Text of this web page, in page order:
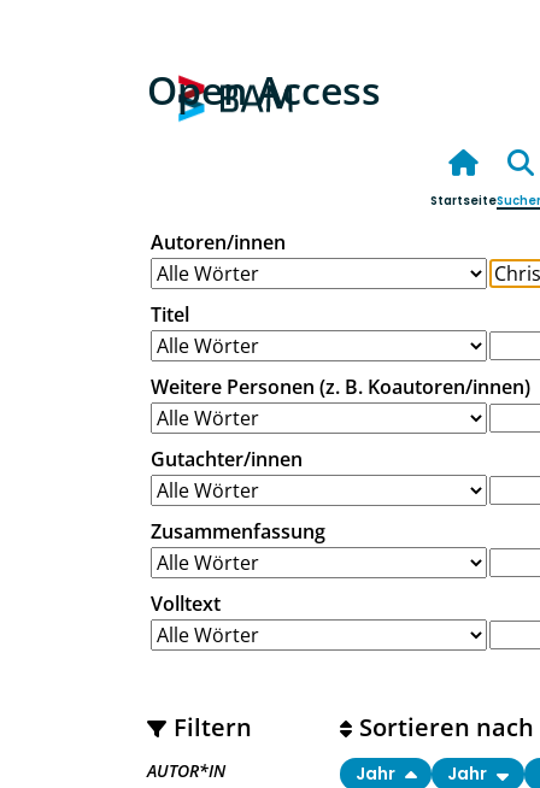
Open Access
Startseite
Autoren/innen
Titel
Weitere Personen (z. B. Koautoren/innen)
Gutachter/innen
Zusammenfassung
Volltext
Filtern
AUTOR*IN
Sortieren nach
Jahr Jahr